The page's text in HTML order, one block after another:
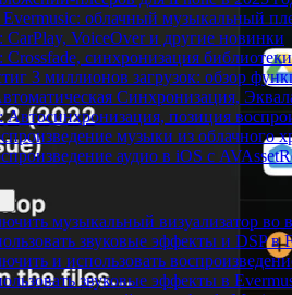
облачный музыкальный
CarPlay, VoiceOver и другие новинки
Crossfade, синхронизация
3 миллионов загрузок: обзор
Синхронизация,
Автосинхронизация, позиция
музыки из облачного
аудио в iOS с
музыкальный визуализатор во
звуковые эффекты и DSP в
и использовать
звуковые эффекты в